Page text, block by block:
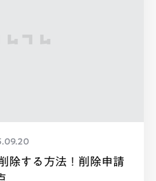
除する方法！削除申請